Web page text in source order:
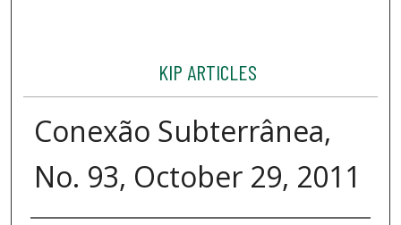
KIP ARTICLES
Conexão Subterrânea,
No. 93, October 29, 2011